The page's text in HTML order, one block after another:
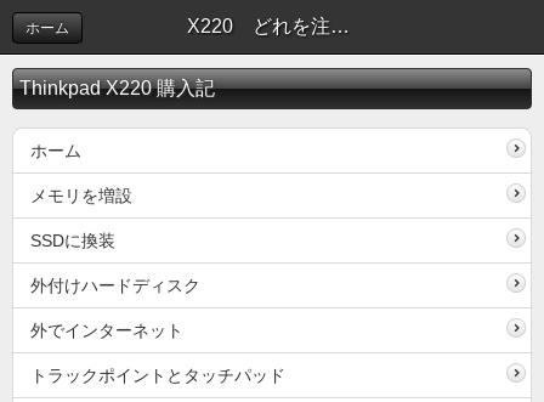
X220 どれを注文するか
ホーム
Thinkpad X220 購入記
ホーム
メモリを増設
SSDに換装
外付けハードディスク
外でインターネット
トラックポイントとタッチパッド